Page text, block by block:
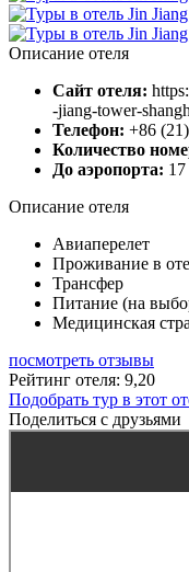
Описание отеля
Сайт отеля:
-jiang-tower-
Телефон: +86
Количество
До аэропорта:
Описание отеля
Авиаперелет
Проживание в
Трансфер
Питание (на
Медицинская
посмотреть отзывы
Рейтинг отеля: 9,20
Подобрать тур в этот
Поделиться с друзьями